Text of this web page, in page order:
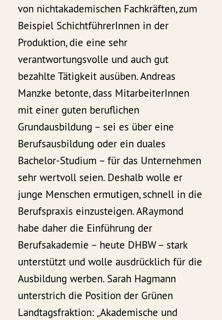
von nichtakademischen Fachkräften, zum
Beispiel SchichtführerInnen in der
Produktion, die eine sehr
verantwortungsvolle und auch gut
bezahlte Tätigkeit ausüben. Andreas
Manzke betonte, dass MitarbeiterInnen
mit einer guten beruflichen
Grundausbildung – sei es über eine
Berufsausbildung oder ein duales
Bachelor-Studium – für das Unternehmen
sehr wertvoll seien. Deshalb wolle er
junge Menschen ermutigen, schnell in die
Berufspraxis einzusteigen. ARaymond
habe daher die Einführung der
Berufsakademie – heute DHBW – stark
unterstützt und wolle ausdrücklich für die
Ausbildung werben. Sarah Hagmann
unterstrich die Position der Grünen
Landtagsfraktion: „Akademische und